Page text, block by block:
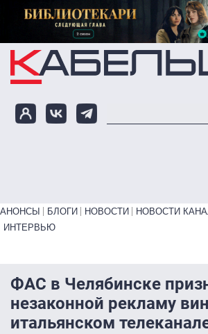
Перейти к основному содержанию
Primary links bottom
АНОНСЫ БЛОГИ НОВОСТИ НОВОСТИ
ИНТЕРВЬЮ
ФАС в Челябинске
незаконной рекламу
итальянском